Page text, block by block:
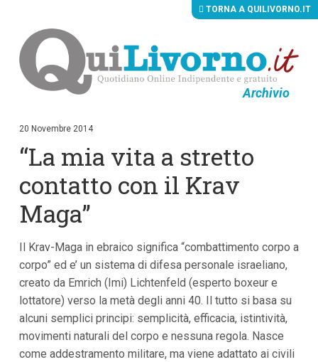
Archivio
i
i
n
e
n
t
p
r
i
n
c
p
a
TORNA A QUILIVORNO.IT
20 Novembre 2014
“La mia vita a stretto
contatto con il Krav
Maga”
Il Krav-Maga in ebraico significa “combattimento corpo a
corpo” ed e’ un sistema di difesa personale israeliano,
creato da Emrich (Imi) Lichtenfeld (esperto boxeur e
lottatore) verso la metà degli anni 40. Il tutto si basa su
alcuni semplici principi: semplicità, efficacia, istintività,
movimenti naturali del corpo e nessuna regola. Nasce
come addestramento militare, ma viene adattato ai civili